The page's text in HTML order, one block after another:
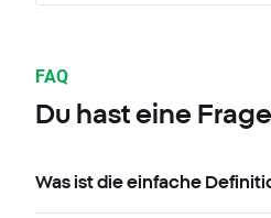
FAQ
Du hast eine
Was ist die einfache